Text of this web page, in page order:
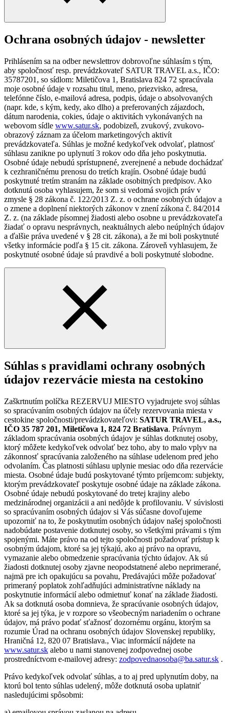
Ochrana osobných údajov - newsletter
Prihlásením sa na odber newslettrov dobrovoľne súhlasím s tým,
aby spoločnosť resp. prevádzkovateľ SATUR TRAVEL a.s., IČO:
35787201, so sídlom: Miletičova 1, Bratislava 824 72 spracúvala
moje osobné údaje v rozsahu titul, meno, priezvisko, adresa,
telefónne číslo, e-mailová adresa, podpis, údaje o absolvovaných
(napr. kde, s kým, kedy, ako dlho) a preferovaných zájazdoch,
dátum narodenia, cokies, údaje o aktivitách vykonávaných na
webovom sídle www.satur.sk, podobizeň, zvukový, zvukovo-
obrazový záznam za účelom marketingových aktivít
prevádzkovateľa. Súhlas je možné kedykoľvek odvolať, platnosť
súhlasu zanikne po uplynutí 3 rokov odo dňa jeho poskytnutia.
Osobné údaje nebudú sprístupnené, zverejnené a nebude dochádzať
k cezhraničnému prenosu do tretích krajín. Osobné údaje budú
poskytnuté tretím stranám na základe osobitných predpisov. Ako
dotknutá osoba vyhlasujem, že som si vedomá svojich práv v
zmysle § 28 zákona č. 122/2013 Z. z. o ochrane osobných údajov a
o zmene a doplnení niektorých zákonov v znení zákona č. 84/2014
Z. z. (na základe písomnej žiadosti alebo osobne u prevádzkovateľa
žiadať o opravu nesprávnych, neaktuálnych alebo neúplných údajov
a ďalšie práva uvedené v § 28 cit. zákona), a že mi boli poskytnuté
všetky informácie podľa § 15 cit. zákona. Zároveň vyhlasujem, že
poskytnuté osobné údaje sú pravdivé a boli poskytnuté slobodne.
Súhlas s pravidlami ochrany osobných
údajov rezervácie miesta na cestokino
Zaškrtnutím políčka REZERVUJ MIESTO vyjadrujete svoj súhlas
so spracúvaním osobných údajov na účely rezervovania miesta v
cestokine spoločnosti/prevádzkovateľovi: SATUR TRAVEL, a.s.,
IČO 35 787 201, Miletičova 1, 824 72 Bratislava. Právnym
základom spracúvania osobných údajov je súhlas dotknutej osoby,
ktorý môžete kedykoľvek odvolať bez toho, aby to malo vplyv na
zákonnosť spracúvania založeného na súhlase udelenom pred jeho
odvolaním. Čas platnosti súhlasu uplynie mesiac odo dňa rezervácie
miesta. Osobné údaje budú poskytované týmto príjemcom: subjekty,
ktorým prevádzkovateľ poskytuje osobné údaje na základe zákona.
Osobné údaje nebudú poskytované do tretej krajiny alebo
medzinárodnej organizácii a ani nedôjde k profilovaniu. V súvislosti
so spracúvaním osobných údajov si Vás súčasne dovoľujeme
upozorniť na to, že poskytnutím osobných údajov našej spoločnosti
nadobúdate postavenie dotknutej osoby, so všetkými právami s tým
spojenými. Máte právo na od tejto spoločnosti požadovať prístup k
osobným údajom, ktoré sa jej týkajú, ako aj právo na opravu,
vymazanie alebo obmedzenie spracúvania týchto údajov. Ak sú
žiadosti dotknutej osoby zjavne neopodstatnené alebo neprimerané,
najmä pre ich opakujúcu sa povahu, Predávajúci môže požadovať
primeraný poplatok zohľadňujúci administratívne náklady na
poskytnutie informácií alebo odmietnuť konať na základe žiadosti.
Ak sa dotknutá osoba domnieva, že spracúvanie osobných údajov,
ktoré sa jej týka, je v rozpore so všeobecným nariadením o ochrane
údajov, má právo podať sťažnosť dozornému orgánu, ktorým sa
rozumie Úrad na ochranu osobných údajov Slovenskej republiky,
Hraničná 12, 820 07 Bratislava., Viac informácií nájdete na
www.satur.sk alebo u nami stanovenej zodpovednej osobe
prostredníctvom e-mailovej adresy: zodpovednaosoba@ba.satur.sk .
Právo kedykoľvek odvolať súhlas, a to aj pred uplynutím doby, na
ktorú bol tento súhlas udelený, môže dotknutá osoba uplatniť
nasledujúcimi spôsobmi: